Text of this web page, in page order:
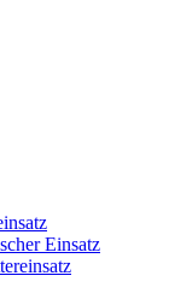
Einsatz